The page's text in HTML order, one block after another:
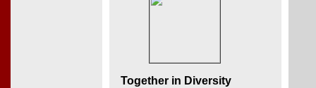
Together in Diversity